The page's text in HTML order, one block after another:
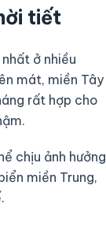
tiết
ở nhiều
mát, miền Tây
rất hợp cho
chịu ảnh hưởng
miền Trung,